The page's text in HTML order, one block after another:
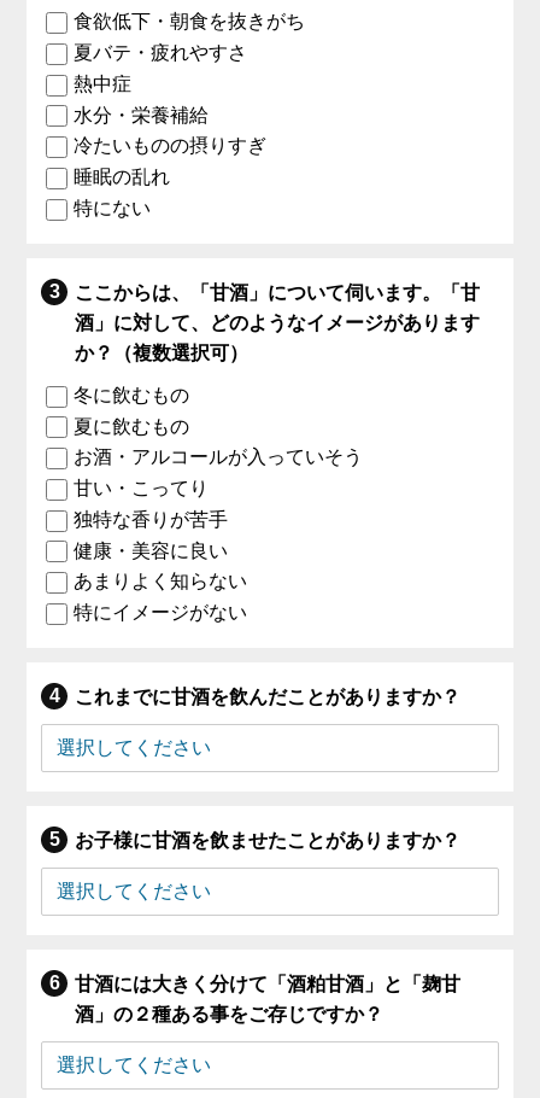
食欲低下・朝食を抜きがち
夏バテ・疲れやすさ
熱中症
水分・栄養補給
冷たいものの摂りすぎ
睡眠の乱れ
特にない
ここからは、「甘酒」について伺います。「甘
酒」に対して、どのようなイメージがあります
か？（複数選択可）
冬に飲むもの
夏に飲むもの
お酒・アルコールが入っていそう
甘い・こってり
独特な香りが苦手
健康・美容に良い
あまりよく知らない
特にイメージがない
これまでに甘酒を飲んだことがありますか？
お子様に甘酒を飲ませたことがありますか？
甘酒には大きく分けて「酒粕甘酒」と「麹甘
酒」の２種ある事をご存じですか？